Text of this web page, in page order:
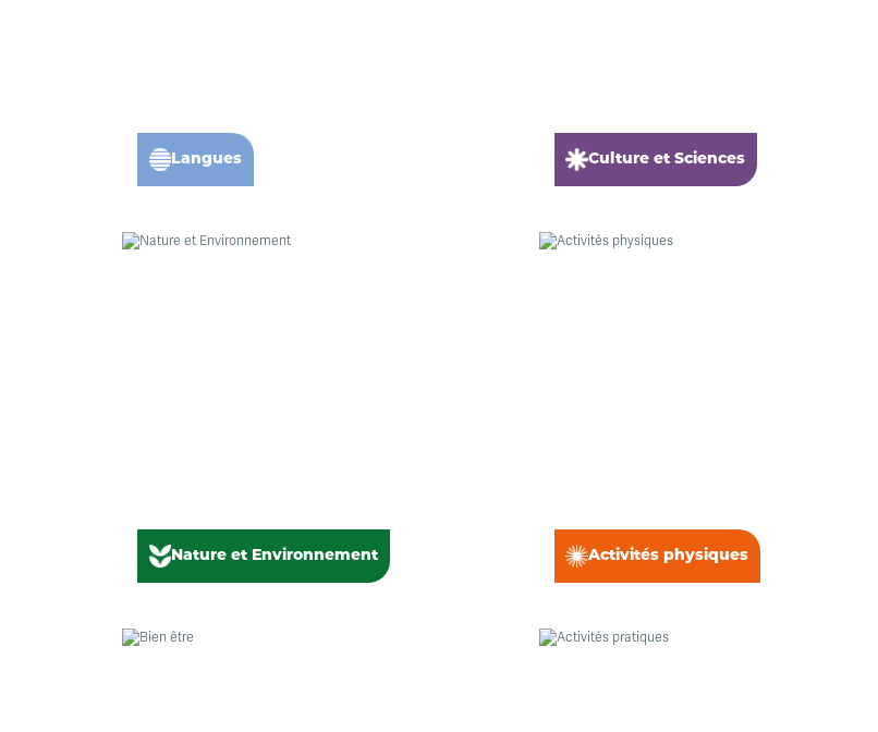
Langues Culture et Sciences
Nature et Environnement Activités physiques